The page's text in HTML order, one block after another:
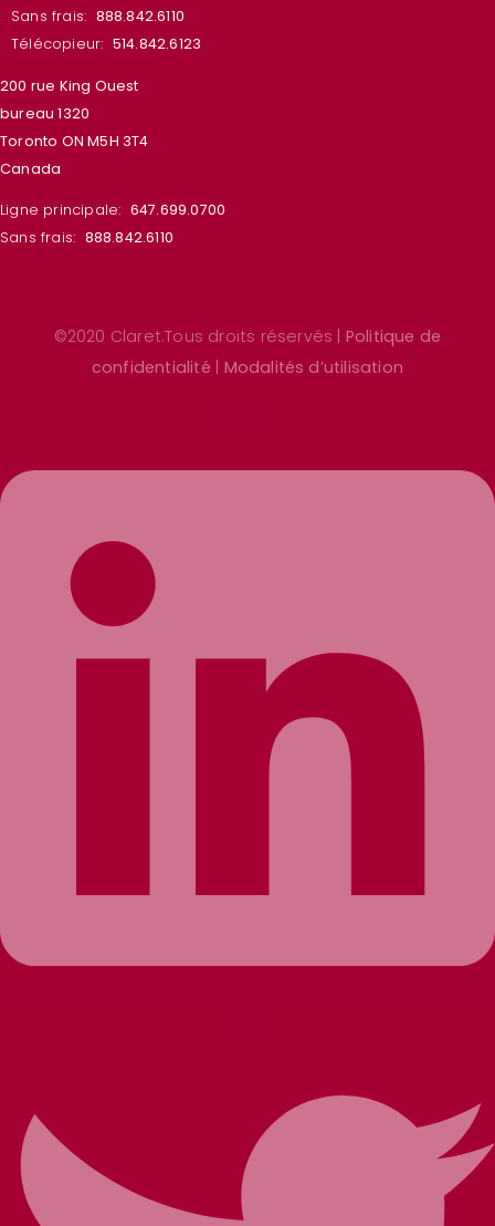
Sans frais: 888.842.6110
Télécopieur: 514.842.6123
200 rue King Ouest
bureau 1320
Toronto ON M5H 3T4
Canada
Ligne principale: 647.699.0700
Sans frais: 888.842.6110
©2020 Claret.Tous droits réservés | Politique de
confidentialité
Modalités d’utilisation